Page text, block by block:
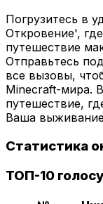
Погрузитесь в
Откровение',
путешествие
Отправьтесь
все вызовы,
Minecraft-мира.
путешествие,
Ваша
Статистика
ТОП-10